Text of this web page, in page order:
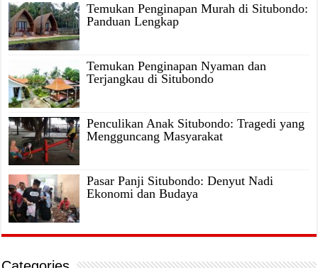
Temukan Penginapan Murah di Situbondo:
Panduan Lengkap
Temukan Penginapan Nyaman dan
Terjangkau di Situbondo
Penculikan Anak Situbondo: Tragedi yang
Mengguncang Masyarakat
Pasar Panji Situbondo: Denyut Nadi
Ekonomi dan Budaya